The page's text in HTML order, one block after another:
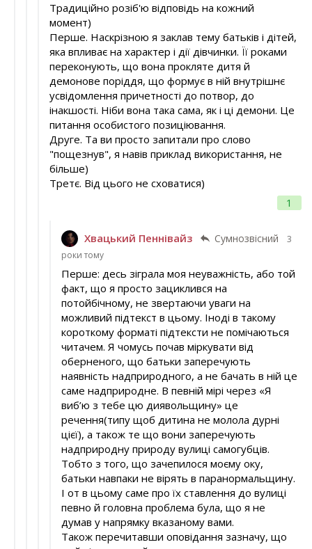
1
Традиційно розіб'ю відповідь на кожний
момент)
Перше. Наскрізною я заклав тему батьків і дітей,
яка впливає на характер і дії дівчинки. Її роками
переконують, що вона прокляте дитя й
демонове поріддя, що формує в ній внутрішнє
усвідомлення причетності до потвор, до
інакшості. Ніби вона така сама, як і ці демони. Це
питання особистого позиціювання.
Друге. Та ви просто запитали про слово
"пощезнув", я навів приклад використання, не
більше)
Третє. Від цього не сховатися)
Хвацький Пеннівайз Сумнозвісний
3
роки тому
Перше: десь зіграла моя неуважність, або той
факт, що я просто зациклився на
потойбічному, не звертаючи уваги на
можливий підтекст в цьому. Іноді в такому
короткому форматі підтексти не помічаються
читачем. Я чомусь почав міркувати від
оберненого, що батьки заперечують
наявність надприродного, а не бачать в ній це
саме надприродне. В певній мірі через «Я
виб’ю з тебе цю диявольщину» це
речення(типу щоб дитина не молола дурні
цієї), а також те що вони заперечують
надприродну природу вулиці самогубців.
Тобто з того, що зачепилося моєму оку,
батьки навпаки не вірять в паранормальщину.
І от в цьому саме про їх ставлення до вулиці
певно й головна проблема була, що я не
думав у напрямку вказаному вами.
Також перечитавши оповідання зазначу, що